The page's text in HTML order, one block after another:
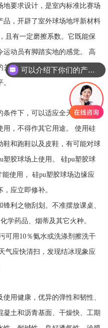
要求设计，是室内标准比赛场
品，开辟了室外球场地坪新材料
有一定磨擦系数。它既能保
运动员有脚踏实地的感觉。 高
节，减少韧带受伤危险，更能
。
件下，可以适应全天候使用。
用，不得作其它用途。 使用硅
鞋和跑鞋以及皮鞋，有可能对球
塑胶球场上使用。 硅pu塑胶球
使用， 硅pu塑胶球场边缘应
，应立即修补。
利之物刮划。不准摆放课桌、
学药品、烟蒂及其它火种。
可用10％氨水或洗涤剂擦洗干
气应快清扫，发现结冰现象应
用健康，优异的弹性和韧性、
土和沥青基面、干燥快、工期
可以介绍下你们的产品么